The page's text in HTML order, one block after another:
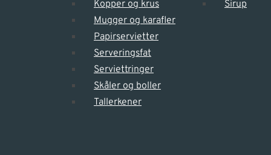
Kopper og krus
Mugger og karafler
Papirservietter
Serveringsfat
Serviettringer
Skåler og boller
Tallerkener
Sirup